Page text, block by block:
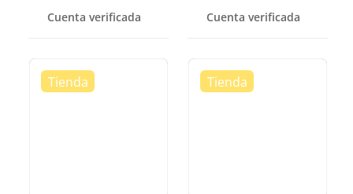
Cuenta verificada Cuenta verificada